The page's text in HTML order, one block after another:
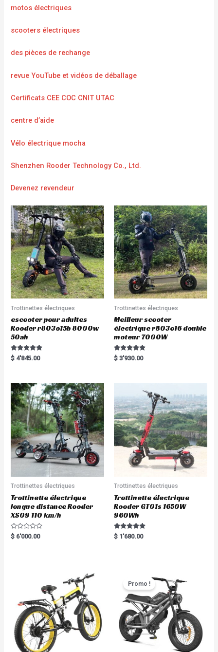
motos électriques
scooters électriques
des pièces de rechange
revue YouTube et vidéos de déballage
Certificats CEE COC CNIT UTAC
centre d’aide
Vélo électrique mocha
Shenzhen Rooder Technology Co., Ltd.
Devenez revendeur
Trottinettes électriques
escooter pour adultes
Rooder r803o15b 8000w
50ah
Rated
5.00
$ 4'845.00
Trottinettes électriques
Meilleur scooter
électrique r803o16 double
moteur 7000W
Rated
5.00
$ 3'930.00
Trottinettes électriques
Trottinette électrique
longue distance Rooder
XS09 110 km/h
R
a
$ 6'000.00
Trottinettes électriques
Trottinette électrique
Rooder GT01s 1650W
960Wh
Rated
5.00
$ 1'680.00
Promo !